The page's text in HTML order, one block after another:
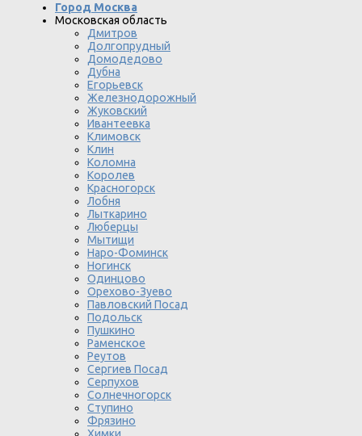
Город Москва
Московская область
Дмитров
Долгопрудный
Домодедово
Дубна
Егорьевск
Железнодорожный
Жуковский
Ивантеевка
Климовск
Клин
Коломна
Королев
Красногорск
Лобня
Лыткарино
Люберцы
Мытищи
Наро-Фоминск
Ногинск
Одинцово
Орехово-Зуево
Павловский Посад
Подольск
Пушкино
Раменское
Реутов
Сергиев Посад
Серпухов
Солнечногорск
Ступино
Фрязино